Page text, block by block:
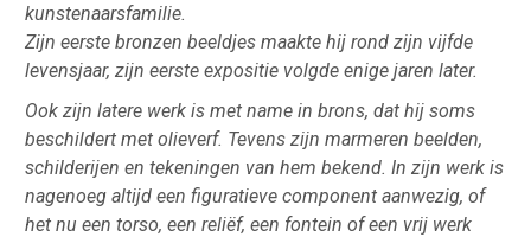
kunstenaarsfamilie.
Zijn eerste bronzen beeldjes maakte hij rond zijn vijfde
levensjaar, zijn eerste expositie volgde enige jaren later.
Ook zijn latere werk is met name in brons, dat hij soms
beschildert met olieverf. Tevens zijn marmeren beelden,
schilderijen en tekeningen van hem bekend. In zijn werk is
nagenoeg altijd een figuratieve component aanwezig, of
het nu een torso, een reliëf, een fontein of een vrij werk